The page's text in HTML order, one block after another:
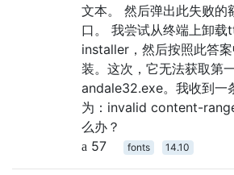
文本。 然后弹出此失败的
口。 我尝试从终端上卸
installer，然后按照此答
装。这次，它无法获取第
andale32.exe。我收到一
为：invalid content-
么办？
57
fonts 14.10